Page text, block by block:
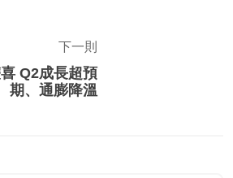
下一則
Q2成長超預
期、通膨降溫